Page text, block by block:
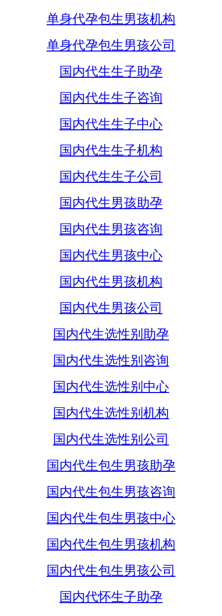
单身代孕包生男孩机构
单身代孕包生男孩公司
国内代生生子助孕
国内代生生子咨询
国内代生生子中心
国内代生生子机构
国内代生生子公司
国内代生男孩助孕
国内代生男孩咨询
国内代生男孩中心
国内代生男孩机构
国内代生男孩公司
国内代生选性别助孕
国内代生选性别咨询
国内代生选性别中心
国内代生选性别机构
国内代生选性别公司
国内代生包生男孩助孕
国内代生包生男孩咨询
国内代生包生男孩中心
国内代生包生男孩机构
国内代生包生男孩公司
国内代怀生子助孕